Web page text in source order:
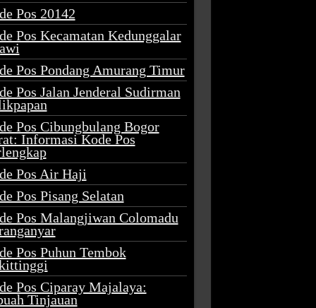
Pos 20142
Pos Kecamatan Kedunggalar
Pos Pondang Amurang Timur
Pos Jalan Jenderal Sudirman
Pos Cibungbulang Bogor
Informasi Kode Pos
Pos Air Haji
Pos Pisang Selatan
Pos Malangjiwan Colomadu
Pos Puhun Tembok
Pos Ciparay Majalaya:
Tinjauan